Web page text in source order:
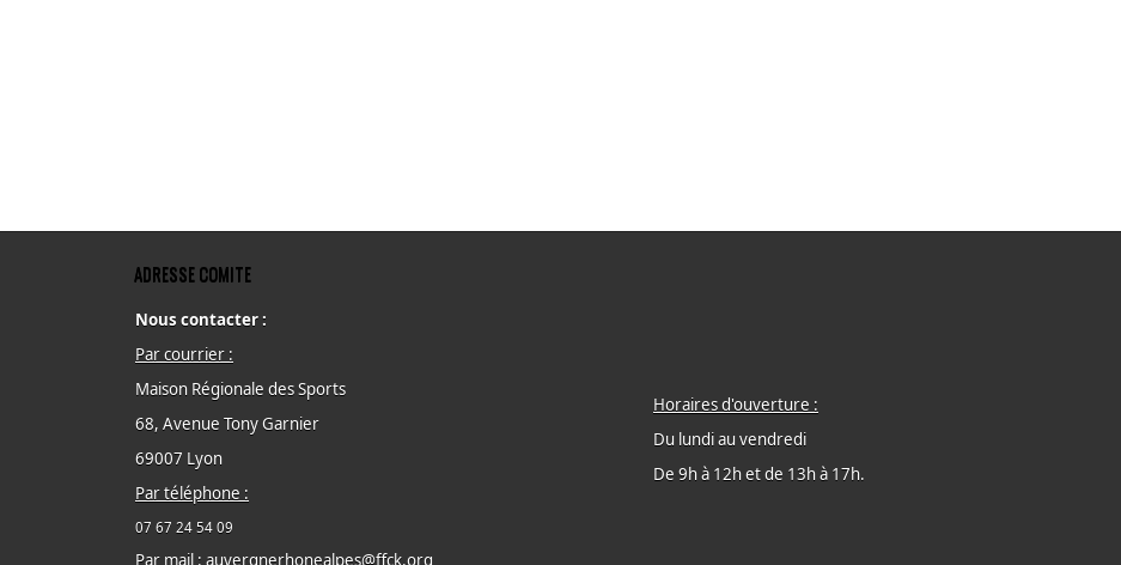
ADRESSE COMITE
Nous contacter :
Par courrier :
Maison Régionale des Sports
68, Avenue Tony Garnier
69007 Lyon
Par téléphone :
07 67 24 54 09
Par mail : auvergnerhonealpes@ffck.org
Horaires d'ouverture :
Du lundi au vendredi
De 9h à 12h et de 13h à 17h.